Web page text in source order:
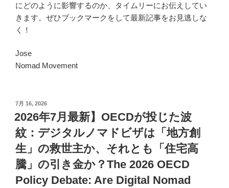
にどのように影響するのか、タイムリーにお伝えしてい
きます。ぜひブックマークをして最新記事をお見逃しな
く！
Jose
Nomad Movement
投
稿
日:
7月 16, 2026
2026年7月最新】OECDが投じた波
紋：デジタルノマドビザは「地方創
生」の救世主か、それとも「住宅高
騰」の引き金か？The 2026 OECD
Policy Debate: Are Digital Nomad